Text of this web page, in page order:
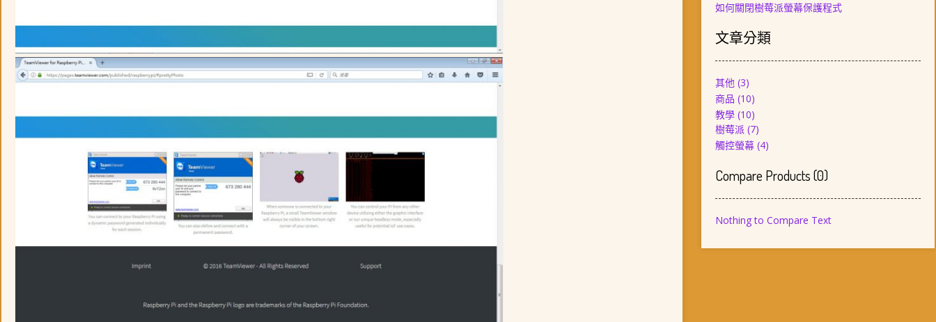
如何關閉樹莓派螢幕保護程式
文章分類
其他(3)
商品 (10)
教學(10)
樹莓派(7)
觸控螢幕(4)
Compare Products(0)
Nothing to Compare Text